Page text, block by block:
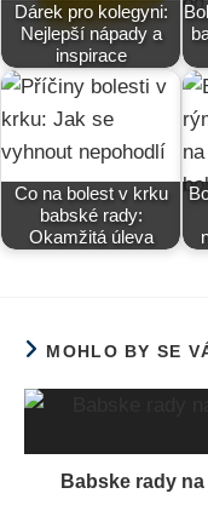
Dárek pro kolegyni:
Nejlepší nápady a
inspirace
Co na bolest v krku
babské rady:
Okamžitá úleva
MOHLO BY SE
Babske rady